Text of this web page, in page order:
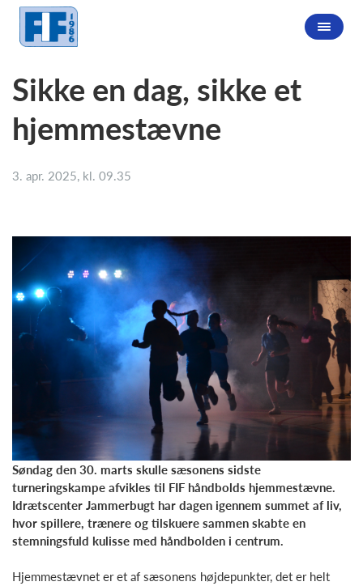
Sikke en dag, sikke et
hjemmestævne
3. apr. 2025, kl. 09.35
Søndag den 30. marts skulle sæsonens sidste
turneringskampe afvikles til FIF håndbolds hjemmestævne.
Idrætscenter Jammerbugt har dagen igennem summet af liv,
hvor spillere, trænere og tilskuere sammen skabte en
stemningsfuld kulisse med håndbolden i centrum.
Hjemmestævnet er et af sæsonens højdepunkter, det er helt